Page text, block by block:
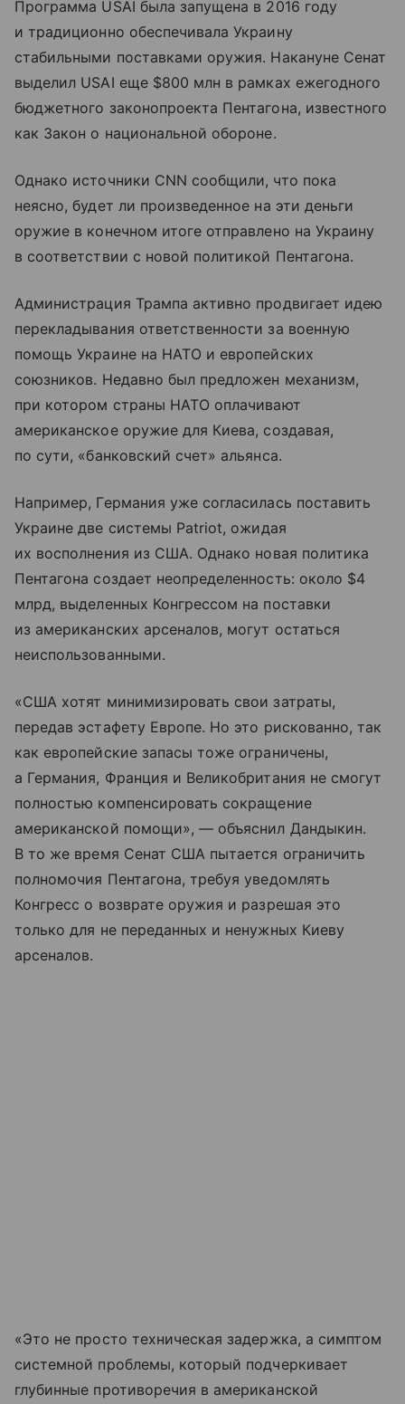
Программа USAI была запущена в 2016 году
и традиционно обеспечивала Украину
стабильными поставками оружия. Накануне Сенат
выделил USAI еще $800 млн в рамках ежегодного
бюджетного законопроекта Пентагона, известного
как Закон о национальной обороне.
Однако источники CNN сообщили, что пока
неясно, будет ли произведенное на эти деньги
оружие в конечном итоге отправлено на Украину
в соответствии с новой политикой Пентагона.
Администрация Трампа активно продвигает идею
перекладывания ответственности за военную
помощь Украине на НАТО и европейских
союзников. Недавно был предложен механизм,
при котором страны НАТО оплачивают
американское оружие для Киева, создавая,
по сути, «банковский счет» альянса.
Например, Германия уже согласилась поставить
Украине две системы Patriot, ожидая
их восполнения из США. Однако новая политика
Пентагона создает неопределенность: около $4
млрд, выделенных Конгрессом на поставки
из американских арсеналов, могут остаться
неиспользованными.
«США хотят минимизировать свои затраты,
передав эстафету Европе. Но это рискованно, так
как европейские запасы тоже ограничены,
а Германия, Франция и Великобритания не смогут
полностью компенсировать сокращение
американской помощи», — объяснил Дандыкин.
В то же время Сенат США пытается ограничить
полномочия Пентагона, требуя уведомлять
Конгресс о возврате оружия и разрешая это
только для не переданных и ненужных Киеву
арсеналов.
«Это не просто техническая задержка, а симптом
системной проблемы, который подчеркивает
глубинные противоречия в американской